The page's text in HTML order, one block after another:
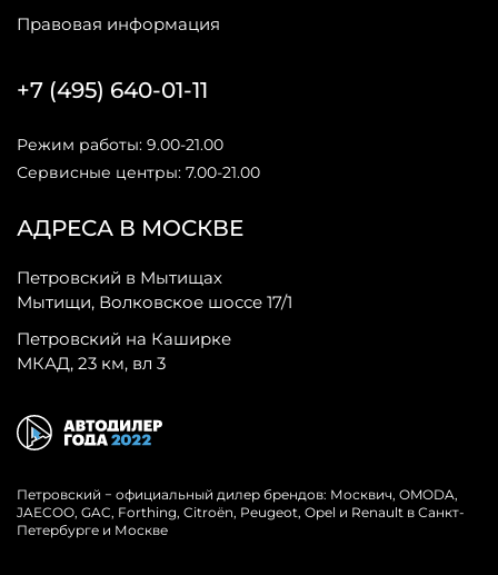
Правовая информация
АДРЕСА В МОСКВЕ
Петровский в Мытищах
Мытищи, Волковское шоссе 17/1
Петровский на Каширке
МКАД, 23 км, вл 3
+7 (495) 640-01-11
Режим работы: 9.00-21.00
Сервисные центры: 7.00-21.00
Петровский − официальный дилер брендов: Москвич, OMODA,
JAECOO, GAC, Forthing, Citroёn, Peugeot, Opel и Renault в Санкт-
Петербурге и Москве